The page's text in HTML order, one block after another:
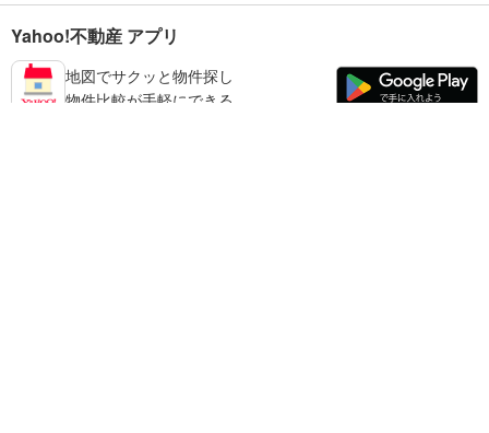
Yahoo!不動産 アプリ
地図でサクッと物件探し
物件比較が手軽にできる